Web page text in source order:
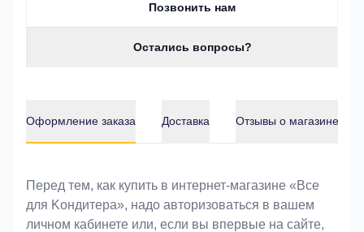
Позвонить нам
Остались вопросы?
Оформление заказа Доставка Отзывы о магазине
Оформление заказа
Перед тем, как купить в интернет-магазине «Bce
для Koндитeрa», надо авторизоваться в вашем
личном кабинете или, если вы впервые на сайте,